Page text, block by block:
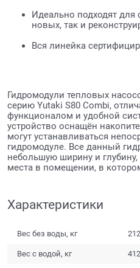
Идеально подходят для
новых, так и
Вся линейка
Гидромодули тепловых
серию Yutaki S80 Combi,
функционалом и удобной
устройство оснащён
могут устанавливаться
гидромодуле. Все данный
небольшую ширину и
места в помещении, в
Характеристики
Вес без воды, кг 212
Вес с водой, кг 412